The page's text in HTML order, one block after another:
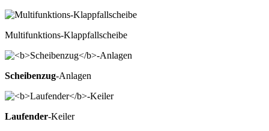
Multifunktions-Klappfallscheibe
Scheibenzug-Anlagen
Laufender-Keiler